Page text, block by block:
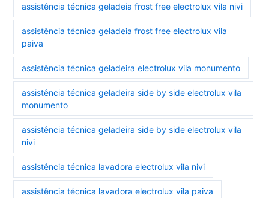
assistência técnica geladeia frost free electrolux vila nivi
assistência técnica geladeia frost free electrolux vila
paiva
assistência técnica geladeira electrolux vila monumento
assistência técnica geladeira side by side electrolux vila
monumento
assistência técnica geladeira side by side electrolux vila
nivi
assistência técnica lavadora electrolux vila nivi
assistência técnica lavadora electrolux vila paiva